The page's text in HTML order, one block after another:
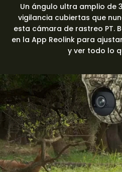
Un ángulo ultra amplio de
vigilancia cubiertas que
esta cámara de rastreo PT.
en la App Reolink para
y ver todo lo